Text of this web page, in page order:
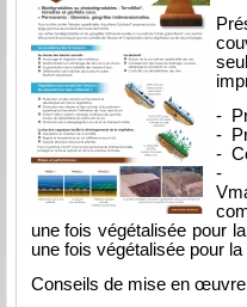
-
-
-
-
une fois végétalisée pour
une fois végétalisée pour la
Conseils de mise en